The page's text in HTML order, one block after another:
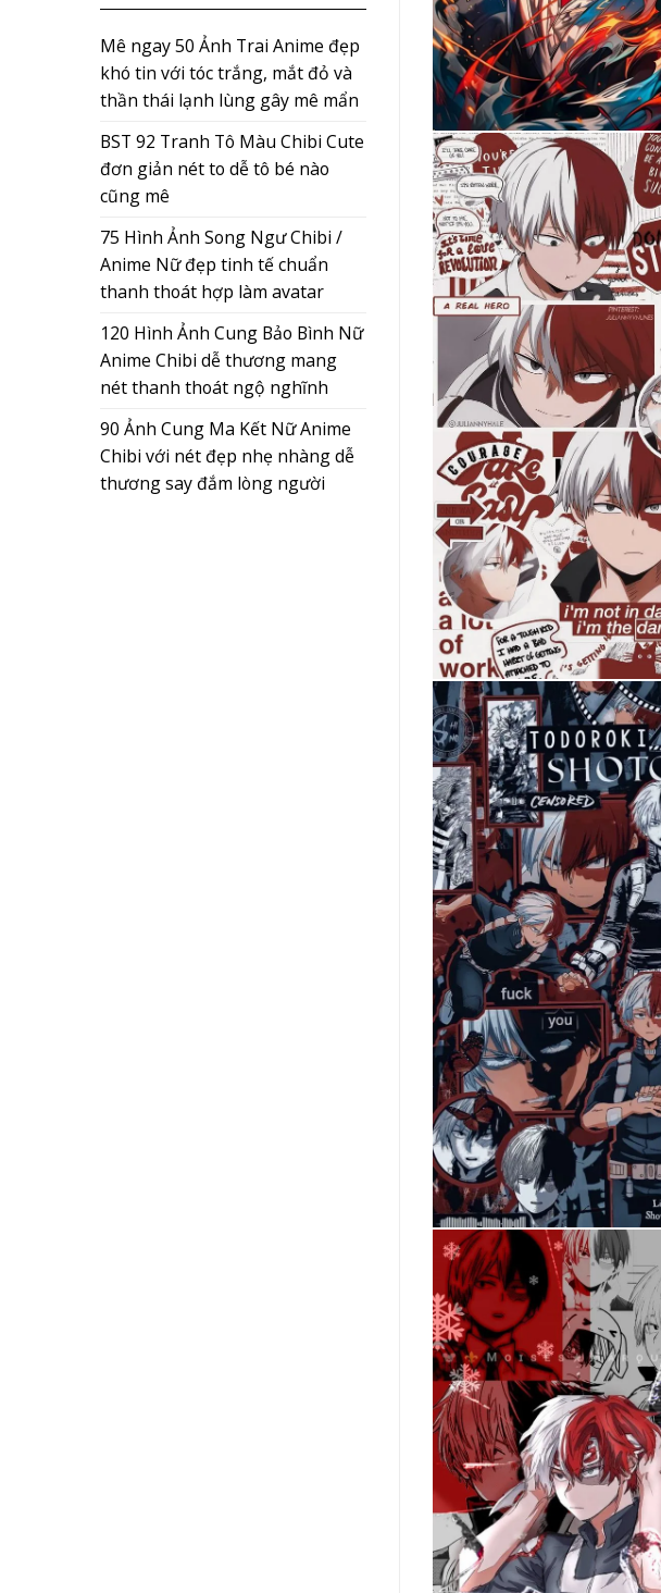
Mê ngay 50 Ảnh Trai Anime đẹp
khó tin với tóc trắng, mắt đỏ và
thần thái lạnh lùng gây mê mẩn
BST 92 Tranh Tô Màu Chibi Cute
đơn giản nét to dễ tô bé nào
cũng mê
75 Hình Ảnh Song Ngư Chibi /
Anime Nữ đẹp tinh tế chuẩn
thanh thoát hợp làm avatar
120 Hình Ảnh Cung Bảo Bình Nữ
Anime Chibi dễ thương mang
nét thanh thoát ngộ nghĩnh
90 Ảnh Cung Ma Kết Nữ Anime
Chibi với nét đẹp nhẹ nhàng dễ
thương say đắm lòng người